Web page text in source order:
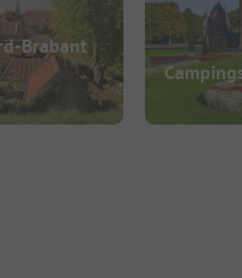
Brabant